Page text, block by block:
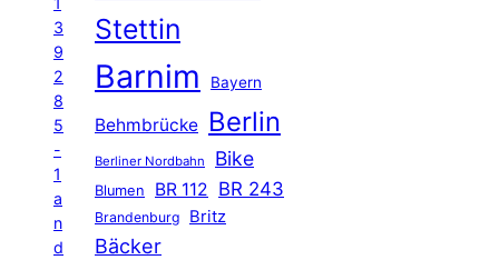
3
9
2
8
5
-
1
a
n
d
Stettin
Barnim Bayern
Behmbrücke Berlin
Berliner Nordbahn Bike
Blumen BR 112 BR 243
Brandenburg Britz
Bäcker